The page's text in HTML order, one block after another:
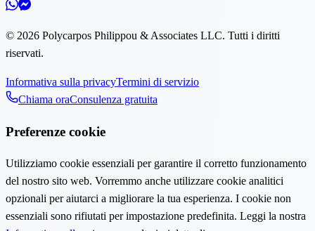
© 2026 Polycarpos Philippou & Associates LLC. Tutti i diritti
riservati.
Informativa sulla privacyTermini di servizio
Chiama oraConsulenza gratuita
Preferenze cookie
Utilizziamo cookie essenziali per garantire il corretto funzionamento
del nostro sito web. Vorremmo anche utilizzare cookie analitici
opzionali per aiutarci a migliorare la tua esperienza. I cookie non
essenziali sono rifiutati per impostazione predefinita. Leggi la nostra